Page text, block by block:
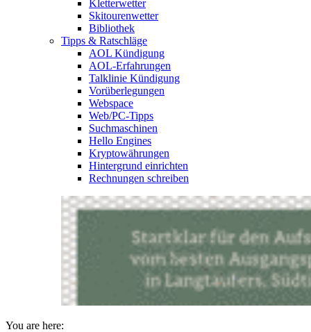
Kletterwetter
Skitourenwetter
Bibliothek
Tipps & Ratschläge
AOL Kündigung
AOL-Erfahrungen
Talklinie Kündigung
Vorüberlegungen
Webspace
Web/PC-Tipps
Suchmaschinen
Hello Engines
Kryptowährungen
Hintergrund einrichten
Rechnungen schreiben
You are here: